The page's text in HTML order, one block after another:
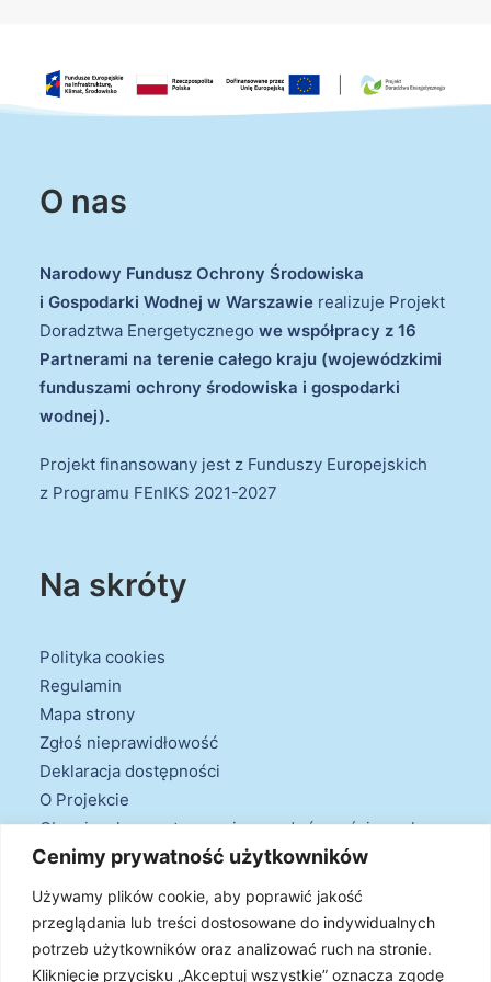
Cenimy prywatność użytkowników
Używamy plików cookie, aby poprawić jakość
przeglądania lub treści dostosowane do indywidualnych
potrzeb użytkowników oraz analizować ruch na stronie.
Kliknięcie przycisku „Akceptuj wszystkie” oznacza zgodę
O nas
Narodowy Fundusz Ochrony Środowiska
i Gospodarki Wodnej w Warszawie realizuje Projekt
Doradztwa Energetycznego we współpracy z 16
Partnerami na terenie całego kraju (wojewódzkimi
funduszami ochrony środowiska i gospodarki
wodnej).
Projekt finansowany jest z Funduszy Europejskich
z Programu FEnIKS 2021-2027
Na skróty
Polityka cookies
Regulamin
Mapa strony
Zgłoś nieprawidłowość
Deklaracja dostępności
O Projekcie
Obowiązek przestrzegania zasad równościowych
oraz warunków podstawowych
Klauzule informacyjne